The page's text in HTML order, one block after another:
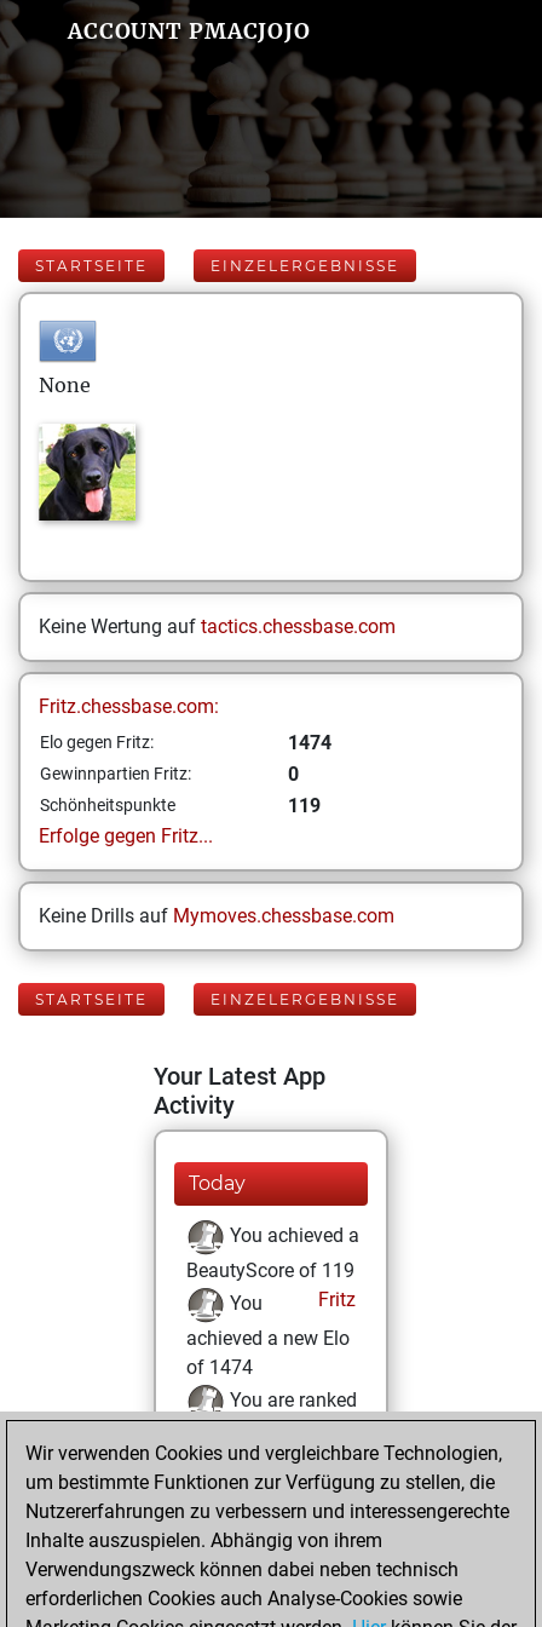
ACCOUNT PMACJOJO
STARTSEITE EINZELERGEBNISSE
None
Keine Wertung auf tactics.chessbase.com
Fritz.chessbase.com:
Elo gegen Fritz: 1474
Gewinnpartien Fritz: 0
Schönheitspunkte
119
Erfolge gegen Fritz...
Keine Drills auf Mymoves.chessbase.com
STARTSEITE EINZELERGEBNISSE
Your Latest App
Activity
Today
You achieved a
BeautyScore of 119
Fritz
You
achieved a new Elo
of 1474
You are ranked
Elo
You are ranked
#3187 in Fritz
Beauty
Freitag,
Wir verwenden Cookies und vergleichbare Technologien,
um bestimmte Funktionen zur Verfügung zu stellen, die
Nutzererfahrungen zu verbessern und interessengerechte
Inhalte auszuspielen. Abhängig von ihrem
Verwendungszweck können dabei neben technisch
erforderlichen Cookies auch Analyse-Cookies sowie